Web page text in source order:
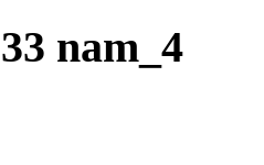
nam_4